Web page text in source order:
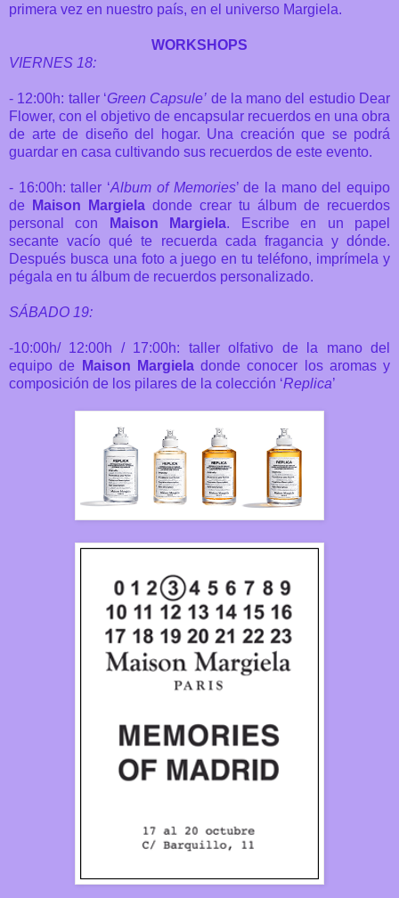
primera vez en nuestro país, en el universo Margiela.
WORKSHOPS
VIERNES 18:
- 12:00h: taller ‘Green Capsule’ de la mano del estudio Dear
Flower, con el objetivo de encapsular recuerdos en una obra
de arte de diseño del hogar. Una creación que se podrá
guardar en casa cultivando sus recuerdos de este evento.
- 16:00h: taller ‘Album of Memories’ de la mano del equipo
de
Maison Margiela donde crear tu álbum de recuerdos
personal con
Maison Margiela. Escribe en un papel
secante vacío qué te recuerda cada fragancia y dónde.
Después busca una foto a juego en tu teléfono, imprímela y
pégala en tu álbum de recuerdos personalizado.
SÁBADO 19:
-10:00h/ 12:00h / 17:00h: taller olfativo de la mano del
equipo de
Maison Margieladonde conocer los aromas y
composición de los pilares de la colección ‘Replica’